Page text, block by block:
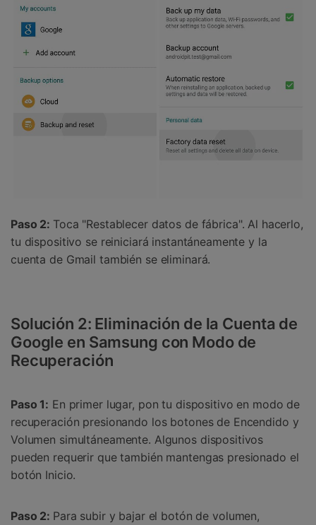
Paso 2: Toca "Restablecer datos de fábrica". Al hacerlo,
tu dispositivo se reiniciará instantáneamente y la
cuenta de Gmail también se eliminará.
Solución 2: Eliminación de la Cuenta de
Google en Samsung con Modo de
Recuperación
Paso 1: En primer lugar, pon tu dispositivo en modo de
recuperación presionando los botones de Encendido y
Volumen simultáneamente. Algunos dispositivos
pueden requerir que también mantengas presionado el
botón Inicio.
Paso 2: Para subir y bajar el botón de volumen,